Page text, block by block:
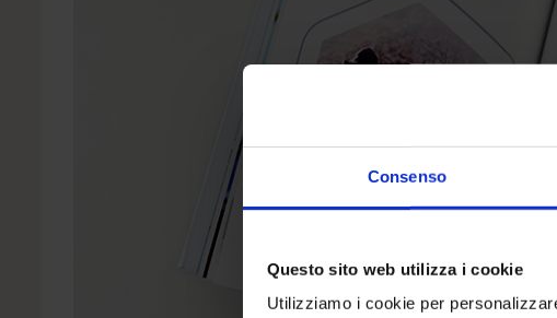
Consenso
Questo sito web utilizza i cookie
Utilizziamo i cookie per